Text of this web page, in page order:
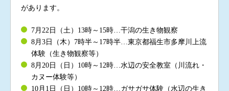
があります。
7月22日（土）13時～15時…干潟の生き物観察
8月3日（木）7時半～17時半…東京都福生市多摩川上流
体験（生き物観察等）
8月20日（日）10時～12時…水辺の安全教室（川流れ・
カヌー体験等）
10月1日（日）10時～12時…ガサガサ体験（水辺の生き